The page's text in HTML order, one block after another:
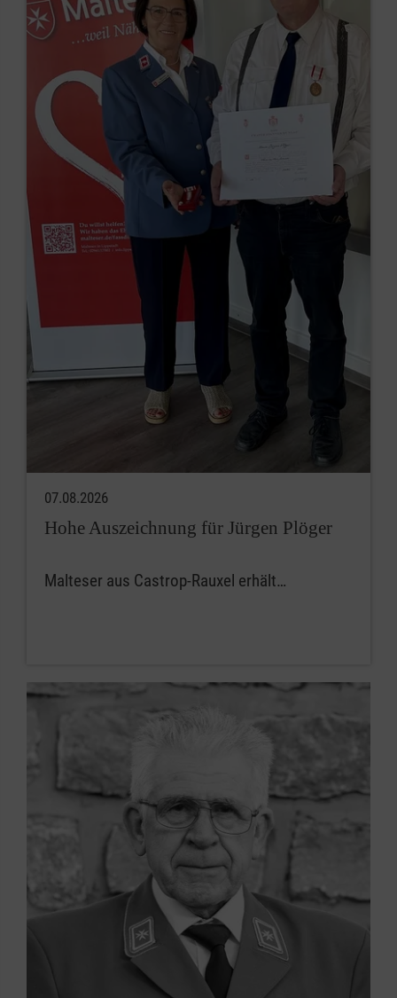
07.08.2026
Hohe Auszeichnung für Jürgen Plöger
Malteser aus Castrop-Rauxel erhält…